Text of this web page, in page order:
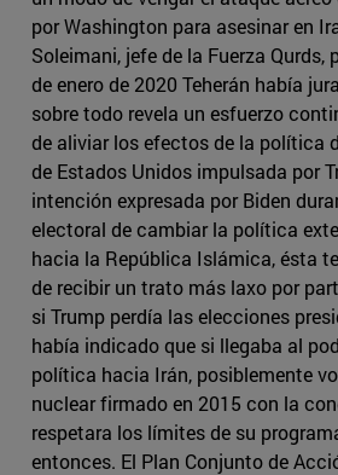
por Washington para asesinar en
Soleimani, jefe de la Fuerza Qurds,
de enero de 2020 Teherán había
sobre todo revela un esfuerzo
de aliviar los efectos de la política
de Estados Unidos impulsada por
intención expresada por Biden
electoral de cambiar la política
hacia la República Islámica, ésta
de recibir un trato más laxo por
si Trump perdía las elecciones
había indicado que si llegaba al
política hacia Irán, posiblemente
nuclear firmado en 2015 con la
respetara los límites de su
entonces. El Plan Conjunto de